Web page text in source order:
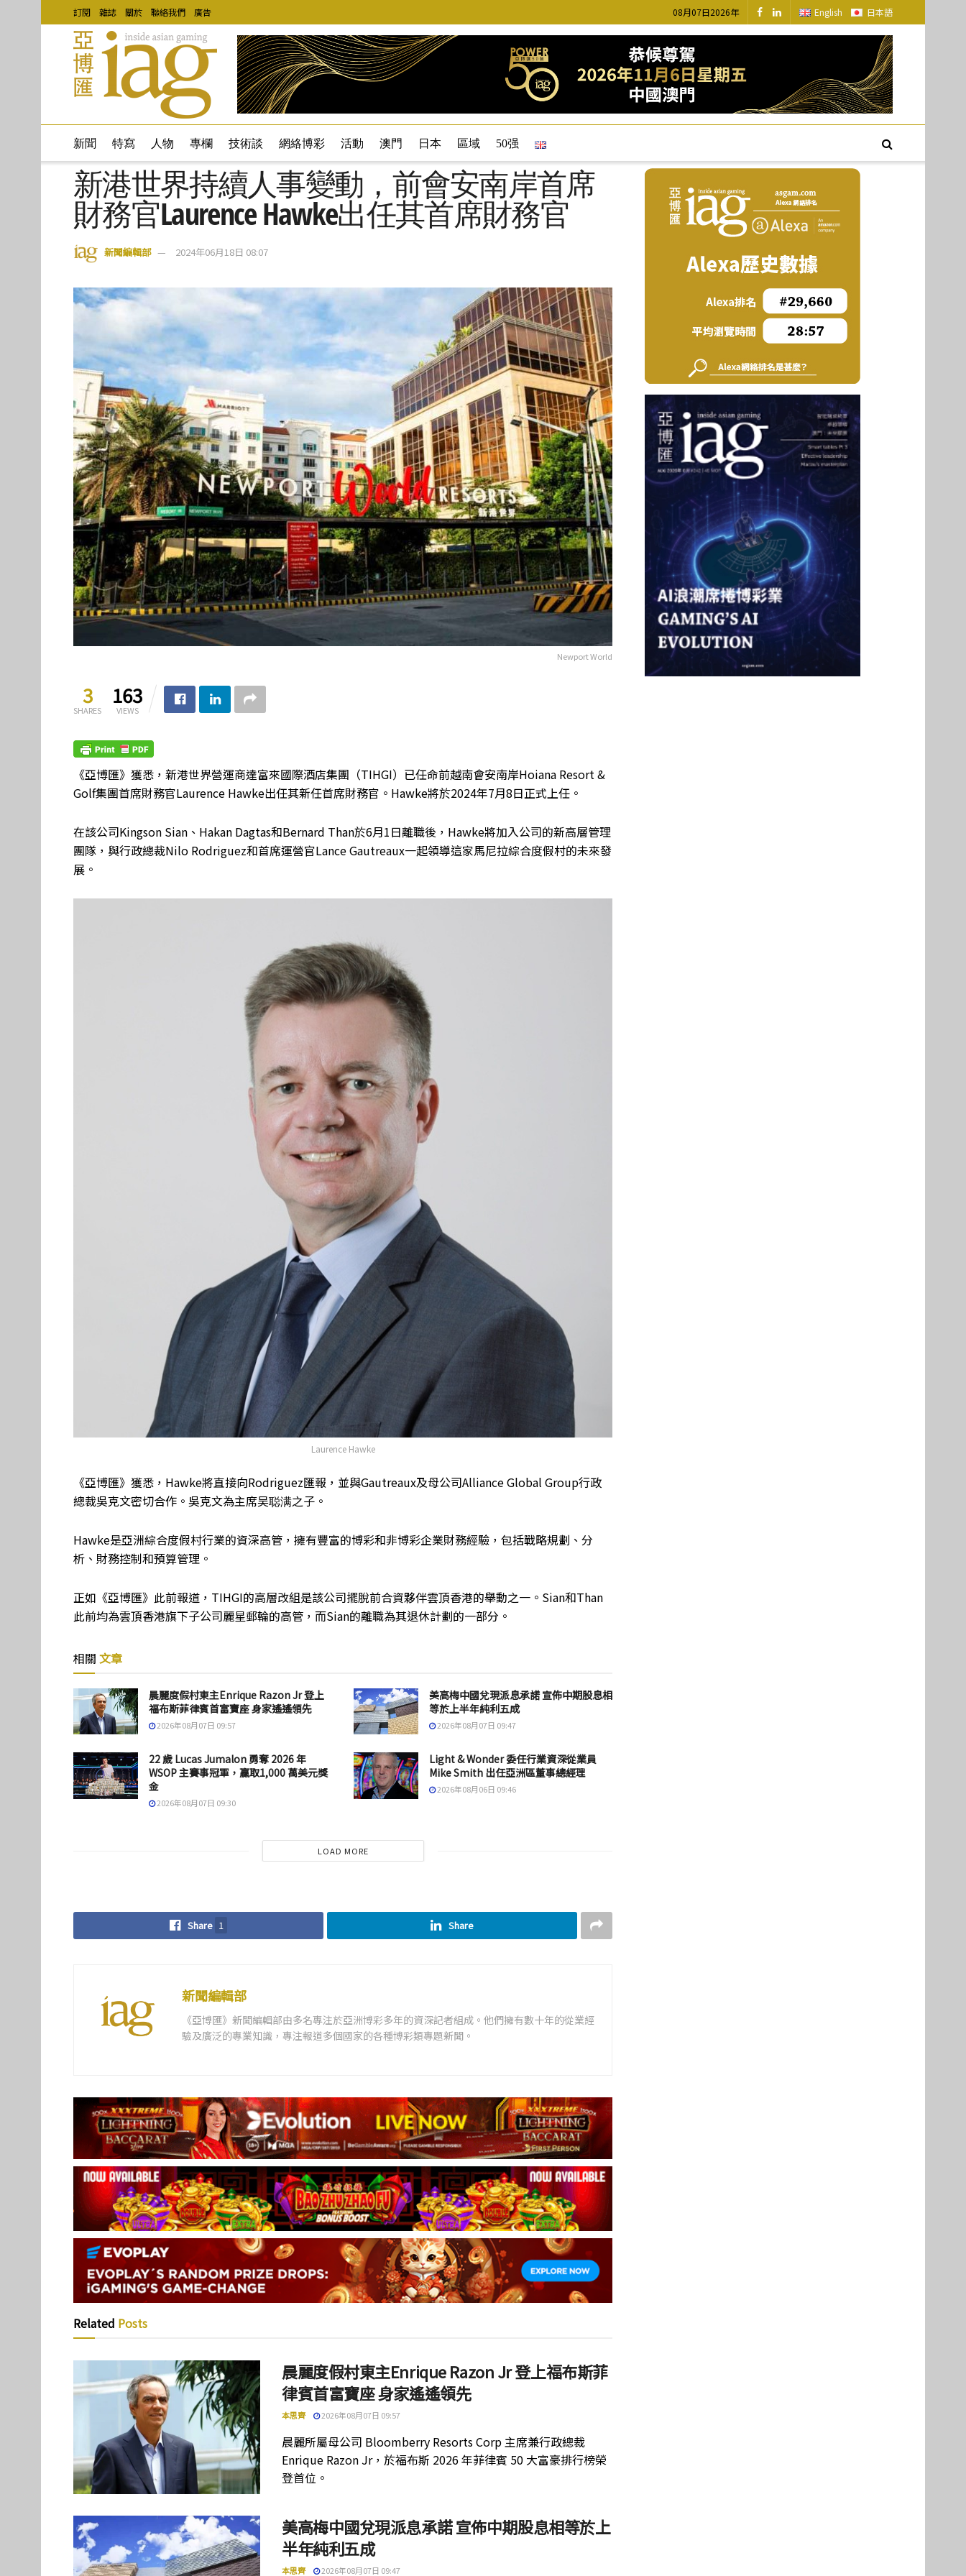
訂閱 雜誌 關於 聯絡我們 廣告 08月07日2026年 English 日本語
新聞 特寫 人物 專欄 技術談 網絡博彩 活動 澳門 日本 區域 50强
新港世界持續人事變動，前會安南岸首席
財務官Laurence Hawke出任其首席財務官
新聞編輯部 2024年06月18日 08:07
Newport World
3
SHARES
163
VIEWS
《亞博匯》獲悉，新港世界營運商達富來國際酒店集團（TIHGI）已任命前越南會安南岸Hoiana Resort &
Golf集團首席財務官Laurence Hawke出任其新任首席財務官。Hawke將於2024年7月8日正式上任。
在該公司Kingson Sian、Hakan Dagtas和Bernard Than於6月1日離職後，Hawke將加入公司的新高層管理
團隊，與行政總裁Nilo Rodriguez和首席運營官Lance Gautreaux一起領導這家馬尼拉綜合度假村的未來發
展。
Laurence Hawke
《亞博匯》獲悉，Hawke將直接向Rodriguez匯報，並與Gautreaux及母公司Alliance Global Group行政
總裁吳克文密切合作。吳克文為主席吴聪满之子。
Hawke是亞洲綜合度假村行業的資深高管，擁有豐富的博彩和非博彩企業財務經驗，包括戰略規劃、分
析、財務控制和預算管理。
正如《亞博匯》此前報道，TIHGI的高層改組是該公司擺脫前合資夥伴雲頂香港的舉動之一。Sian和Than
此前均為雲頂香港旗下子公司麗星郵輪的高管，而Sian的離職為其退休計劃的一部分。
相關 文章
晨麗度假村東主Enrique Razon Jr 登上
福布斯菲律賓首富寶座 身家遙遙領先
2026年08月07日 09:57
美高梅中國兌現派息承諾 宣佈中期股息相
等於上半年純利五成
2026年08月07日 09:47
22 歲 Lucas Jumalon 勇奪 2026 年
WSOP 主賽事冠軍，贏取1,000 萬美元獎
金
2026年08月07日 09:30
Light & Wonder 委任行業資深從業員
Mike Smith 出任亞洲區董事總經理
2026年08月06日 09:46
LOAD MORE
Share 1 Share
新聞編輯部
《亞博匯》新聞編輯部由多名專注於亞洲博彩多年的資深記者組成。他們擁有數十年的從業經
驗及廣泛的專業知識，專注報道多個國家的各種博彩類專題新聞。
Related Posts
晨麗度假村東主Enrique Razon Jr 登上福布斯菲
律賓首富寶座 身家遙遙領先
本思齊 2026年08月07日 09:57
晨麗所屬母公司 Bloomberry Resorts Corp 主席兼行政總裁
Enrique Razon Jr，於福布斯 2026 年菲律賓 50 大富豪排行榜榮
登首位。
美高梅中國兌現派息承諾 宣佈中期股息相等於上
半年純利五成
本思齊 2026年08月07日 09:47